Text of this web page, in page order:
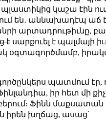
պլաստիկից կաշա էին
են․ աննախադէպ աճ
արտադրութիւնը,
էսարքուել է պալմայի
օգտագործմամբ,
պատմում էր,
իր հետ մի քիչ
Ֆինն մաքսատան
իրեն խղճաց, ասաց՝